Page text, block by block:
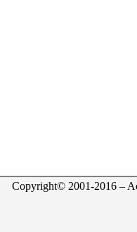
Copyright© 2001-2016 –